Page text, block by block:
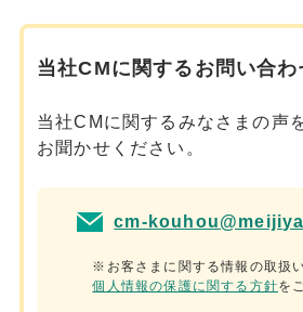
当社CMに関するお問い合わ
当社CMに関するみなさまの声
お聞かせください。
cm-
※お客さまに関する情報の取扱
個人情報の保護に関する方針を